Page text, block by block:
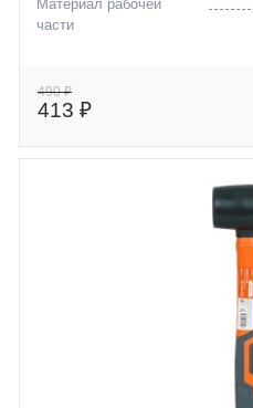
Материал рабочей
части
490 ₽
413 ₽